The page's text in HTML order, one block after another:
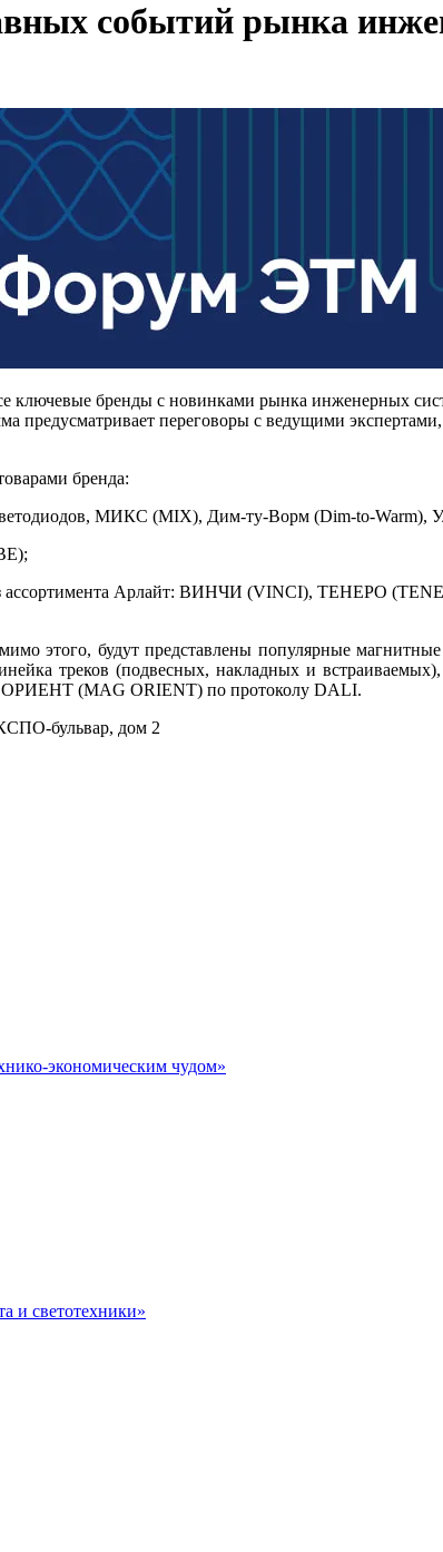
событий рынка
ключевые бренды с новинками рынка инженерных
переговоры с ведущими
бренда:
МИКС (MIX), Дим-ту-Ворм (Dim-to-Warm),
ассортимента Арлайт: ВИНЧИ (VINCI), ТЕНЕРО
этого, будут представлены популярные
треков (подвесных, накладных и встраиваемых),
ОРИЕНТ (MAG ORIENT) по протоколу DALI.
бульвар, дом 2
экономическим чудом»
и светотехники»